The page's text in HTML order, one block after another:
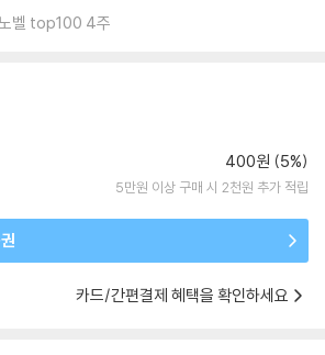
벨 top100 4주
400원 (5%)
5만원 이상 구매 시 2천원 추가 적립
카드/간편결제 혜택을 확인하세요